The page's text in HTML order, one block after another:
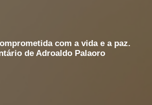
com a vida e a paz.
de Adroaldo Palaoro